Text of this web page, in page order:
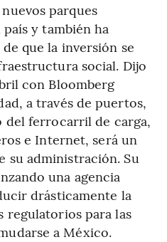
parques
y también ha
que la inversión se
social. Dijo
con Bloomberg
a través de puertos,
del ferrocarril de carga,
e Internet, será un
su administración. Su
una agencia
drásticamente la
regulatorios para las
a México.